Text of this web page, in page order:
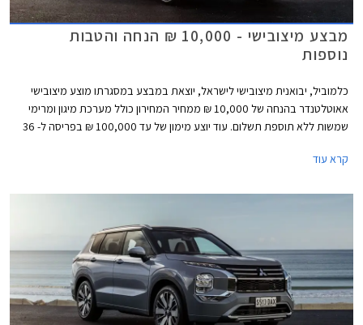
מבצע מיצובישי - 10,000 ₪ הנחה והטבות
נוספות
כלמוביל, יבואנית מיצובישי לישראל, יוצאת במבצע במסגרתו מוצע מיצובישי
אאוטלטנדר בהנחה של 10,000 ₪ ממחיר המחירון כולל מערכת מיגון ומרימי
שמשות ללא תוספת תשלום. עוד יוצע מימון של עד 100,000 ₪ בפריסה ל- 36
מיצובישי בין התאריכים 17-24 ביוני 2026 ומוגבל ל- 100 רכבים.
קרא עוד